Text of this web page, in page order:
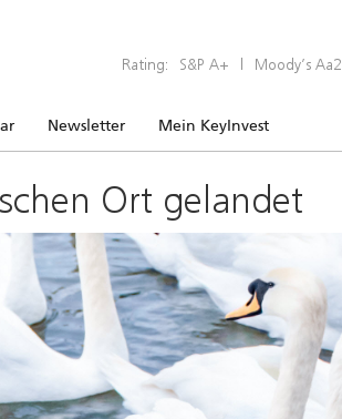
Rating: S&P A+ | Moody’s Aa2
Newsletter Mein KeyInvest
Ort gelandet